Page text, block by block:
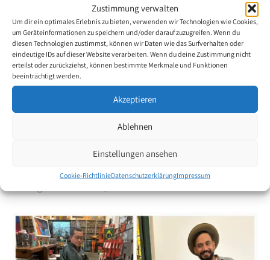
Zustimmung verwalten
Um dir ein optimales Erlebnis zu bieten, verwenden wir Technologien wie Cookies,
um Geräteinformationen zu speichern und/oder darauf zuzugreifen. Wenn du
diesen Technologien zustimmst, können wir Daten wie das Surfverhalten oder
eindeutige IDs auf dieser Website verarbeiten. Wenn du deine Zustimmung nicht
erteilst oder zurückziehst, können bestimmte Merkmale und Funktionen
beeinträchtigt werden.
Akzeptieren
Ablehnen
Einstellungen ansehen
Cookie-RichtlinieDatenschutzerklärungImpressum
und Fussmalenden Künstler Domingos Dupé Ferreira Silva und
Bárbara Correa da Silva sowie die Übergabe eines von Marcelo da
Cunha geschaffenen Kunstwerks an Kobra.
An der Ausstellungseröffnung waren folgende Mund- und
Fussmalende Künstler anwesend:
Bárbara Corrêa, Carlos Eduardo Fraga, Eusuclemia Vieira, Daniel
Goret Chagas, Ivanildo Gomes, Leandro Portella, Marcelo Cunha,
Die Ausstellung ist vom 6. bis 30. November, mittwochs bis